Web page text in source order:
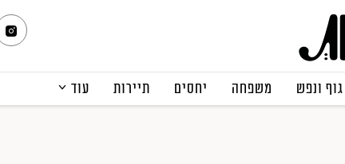
גוף ונפש משפחה יחסים תיירות עוד